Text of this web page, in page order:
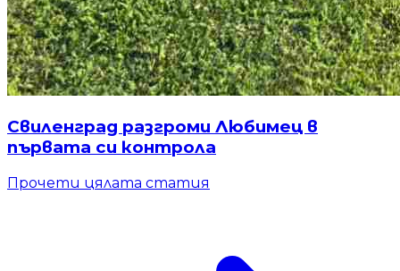
Свиленград разгроми Любимец в
първата си контрола
Прочети цялата статия